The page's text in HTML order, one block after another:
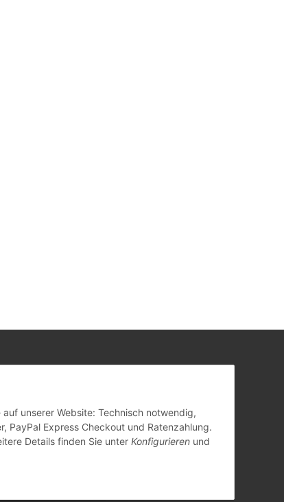
unserer Website: Technisch notwendig,
PayPal Express Checkout und Ratenzahlung.
Details finden Sie unter Konfigurieren und